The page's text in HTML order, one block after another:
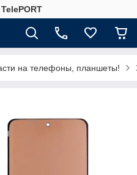
на телефоны, планшеты!